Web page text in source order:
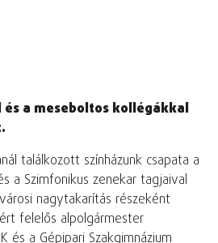
a meseboltos kollégákkal
találkozott színházunk csapata a
a Szimfonikus zenekar tagjaival
nagytakarítás részeként
felelős alpolgármester
és a Gépipari Szakgimnázium